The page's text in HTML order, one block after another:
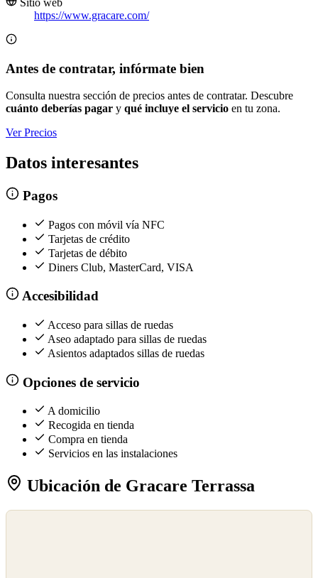
Sitio web
https://www.gracare.com/
Antes de contratar, infórmate bien
Consulta nuestra sección de precios antes de contratar. Descubre
cuánto deberías pagar y qué incluye el servicio en tu zona.
Ver Precios
Datos interesantes
Pagos
Pagos con móvil vía NFC
Tarjetas de crédito
Tarjetas de débito
Diners Club, MasterCard, VISA
Accesibilidad
Acceso para sillas de ruedas
Aseo adaptado para sillas de ruedas
Asientos adaptados sillas de ruedas
Opciones de servicio
A domicilio
Recogida en tienda
Compra en tienda
Servicios en las instalaciones
Ubicación de Gracare Terrassa